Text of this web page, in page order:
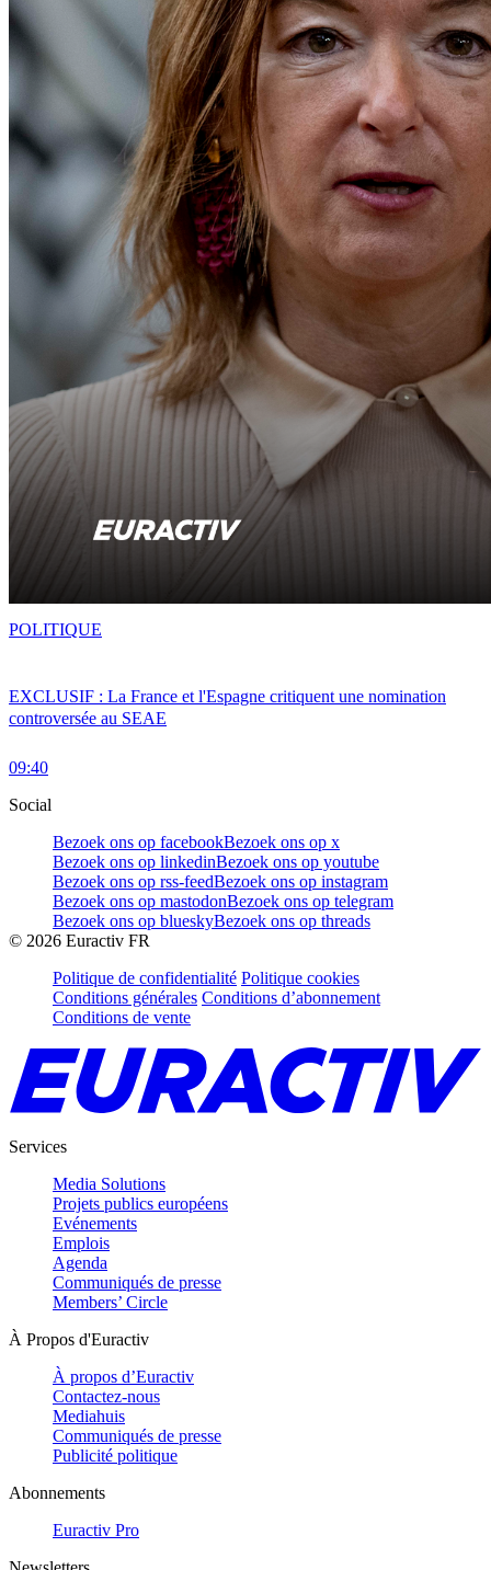
EXCLUSIF : La France et l'Espagne critiquent une nomination
controversée au SEAE
09:40
POLITIQUE
Social
Bezoek ons op facebookBezoek ons op x
Bezoek ons op linkedinBezoek ons op youtube
Bezoek ons op rss-feedBezoek ons op instagram
Bezoek ons op mastodonBezoek ons op telegram
Bezoek ons op blueskyBezoek ons op threads
© 2026 Euractiv FR
Politique de confidentialité Politique cookies
Conditions générales Conditions d’abonnement
Conditions de vente
Services
Media Solutions
Projets publics européens
Evénements
Emplois
Agenda
Communiqués de presse
Members’ Circle
À Propos d'Euractiv
À propos d’Euractiv
Contactez-nous
Mediahuis
Communiqués de presse
Publicité politique
Abonnements
Euractiv Pro